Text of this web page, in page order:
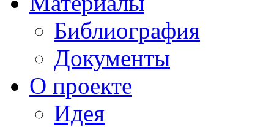
Библиография
Документы
О проекте
Идея